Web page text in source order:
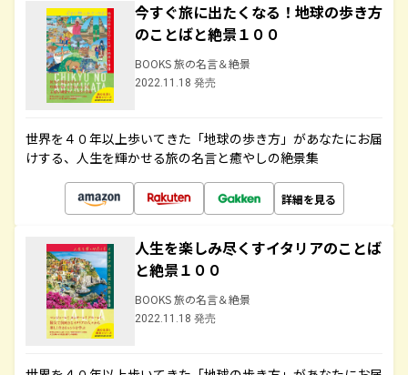
今すぐ旅に出たくなる！地球の歩き方
のことばと絶景１００
BOOKS 旅の名言＆絶景
2022.11.18 発売
世界を４０年以上歩いてきた「地球の歩き方」があなたにお届
けする、人生を輝かせる旅の名言と癒やしの絶景集
詳細を見る
人生を楽しみ尽くすイタリアのことば
と絶景１００
BOOKS 旅の名言＆絶景
2022.11.18 発売